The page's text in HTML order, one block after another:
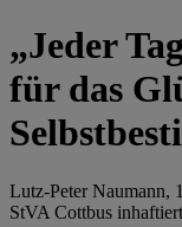
„Jeder
für das
Lutz-Peter Naumann,
StVA Cottbus inhaftiert